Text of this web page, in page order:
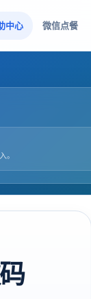
中心 微信点餐
。